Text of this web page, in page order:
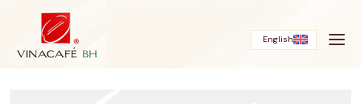
English